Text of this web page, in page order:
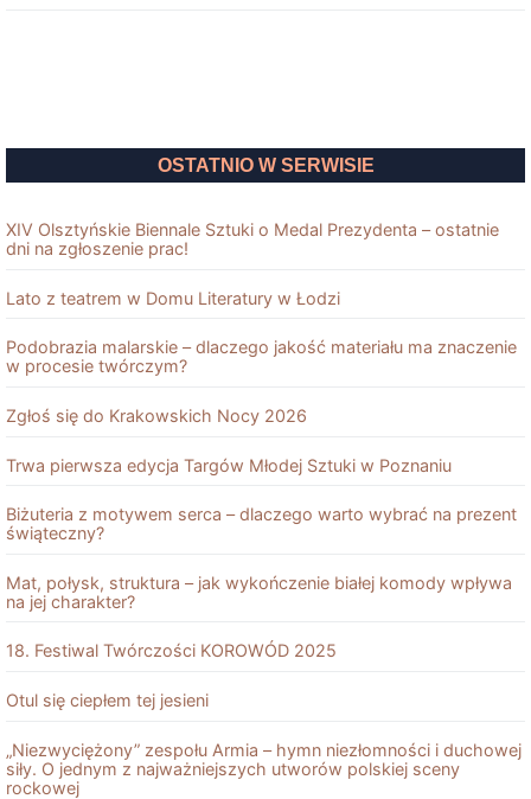
OSTATNIO W SERWISIE
XIV Olsztyńskie Biennale Sztuki o Medal Prezydenta – ostatnie
dni na zgłoszenie prac!
Lato z teatrem w Domu Literatury w Łodzi
Podobrazia malarskie – dlaczego jakość materiału ma znaczenie
w procesie twórczym?
Zgłoś się do Krakowskich Nocy 2026
Trwa pierwsza edycja Targów Młodej Sztuki w Poznaniu
Biżuteria z motywem serca – dlaczego warto wybrać na prezent
świąteczny?
Mat, połysk, struktura – jak wykończenie białej komody wpływa
na jej charakter?
18. Festiwal Twórczości KOROWÓD 2025
Otul się ciepłem tej jesieni
„Niezwyciężony” zespołu Armia – hymn niezłomności i duchowej
siły. O jednym z najważniejszych utworów polskiej sceny
rockowej